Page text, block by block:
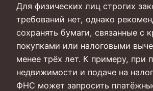
Для физических лиц строгих
требований нет, однако
сохранять бумаги, связанные с
покупками или налоговыми
менее трёх лет. К примеру, при
недвижимости и подаче на
ФНС может запросить